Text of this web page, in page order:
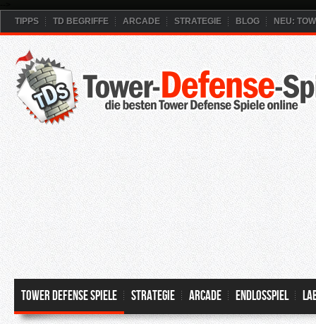
TIPPS
TD BEGRIFFE ARCADE STRATEGIE BLOG NEU:
Tower Defense Spiele Strategie Arcade Endlosspiel